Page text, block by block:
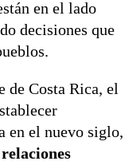
en el lado
decisiones que
de Costa Rica, el
en el nuevo siglo,